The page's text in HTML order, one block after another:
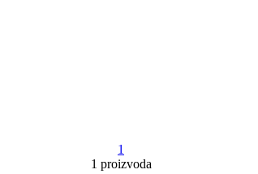
1
1 proizvoda